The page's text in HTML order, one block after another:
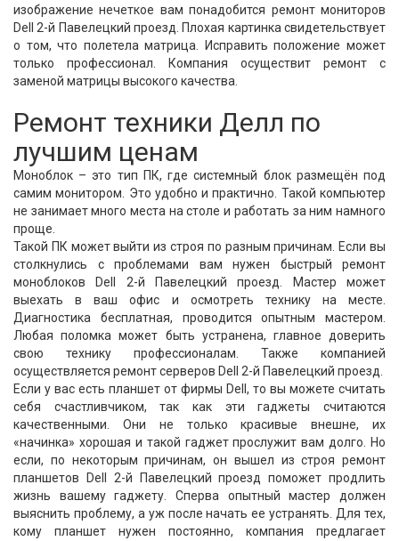
изображение нечеткое вам понадобится ремонт мониторов
Dell 2-й Павелецкий проезд. Плохая картинка свидетельствует
о том, что полетела матрица. Исправить положение может
только профессионал. Компания осуществит ремонт с
заменой матрицы высокого качества.
Ремонт техники Делл по
лучшим ценам
Моноблок – это тип ПК, где системный блок размещён под
самим монитором. Это удобно и практично. Такой компьютер
не занимает много места на столе и работать за ним намного
проще.
Такой ПК может выйти из строя по разным причинам. Если вы
столкнулись с проблемами вам нужен быстрый ремонт
моноблоков Dell 2-й Павелецкий проезд. Мастер может
выехать в ваш офис и осмотреть технику на месте.
Диагностика бесплатная, проводится опытным мастером.
Любая поломка может быть устранена, главное доверить
свою технику профессионалам. Также компанией
осуществляется ремонт серверов Dell 2-й Павелецкий проезд.
Если у вас есть планшет от фирмы Dell, то вы можете считать
себя счастливчиком, так как эти гаджеты считаются
качественными. Они не только красивые внешне, их
«начинка» хорошая и такой гаджет прослужит вам долго. Но
если, по некоторым причинам, он вышел из строя ремонт
планшетов Dell 2-й Павелецкий проезд поможет продлить
жизнь вашему гаджету. Сперва опытный мастер должен
выяснить проблему, а уж после начать ее устранять. Для тех,
кому планшет нужен постоянно, компания предлагает